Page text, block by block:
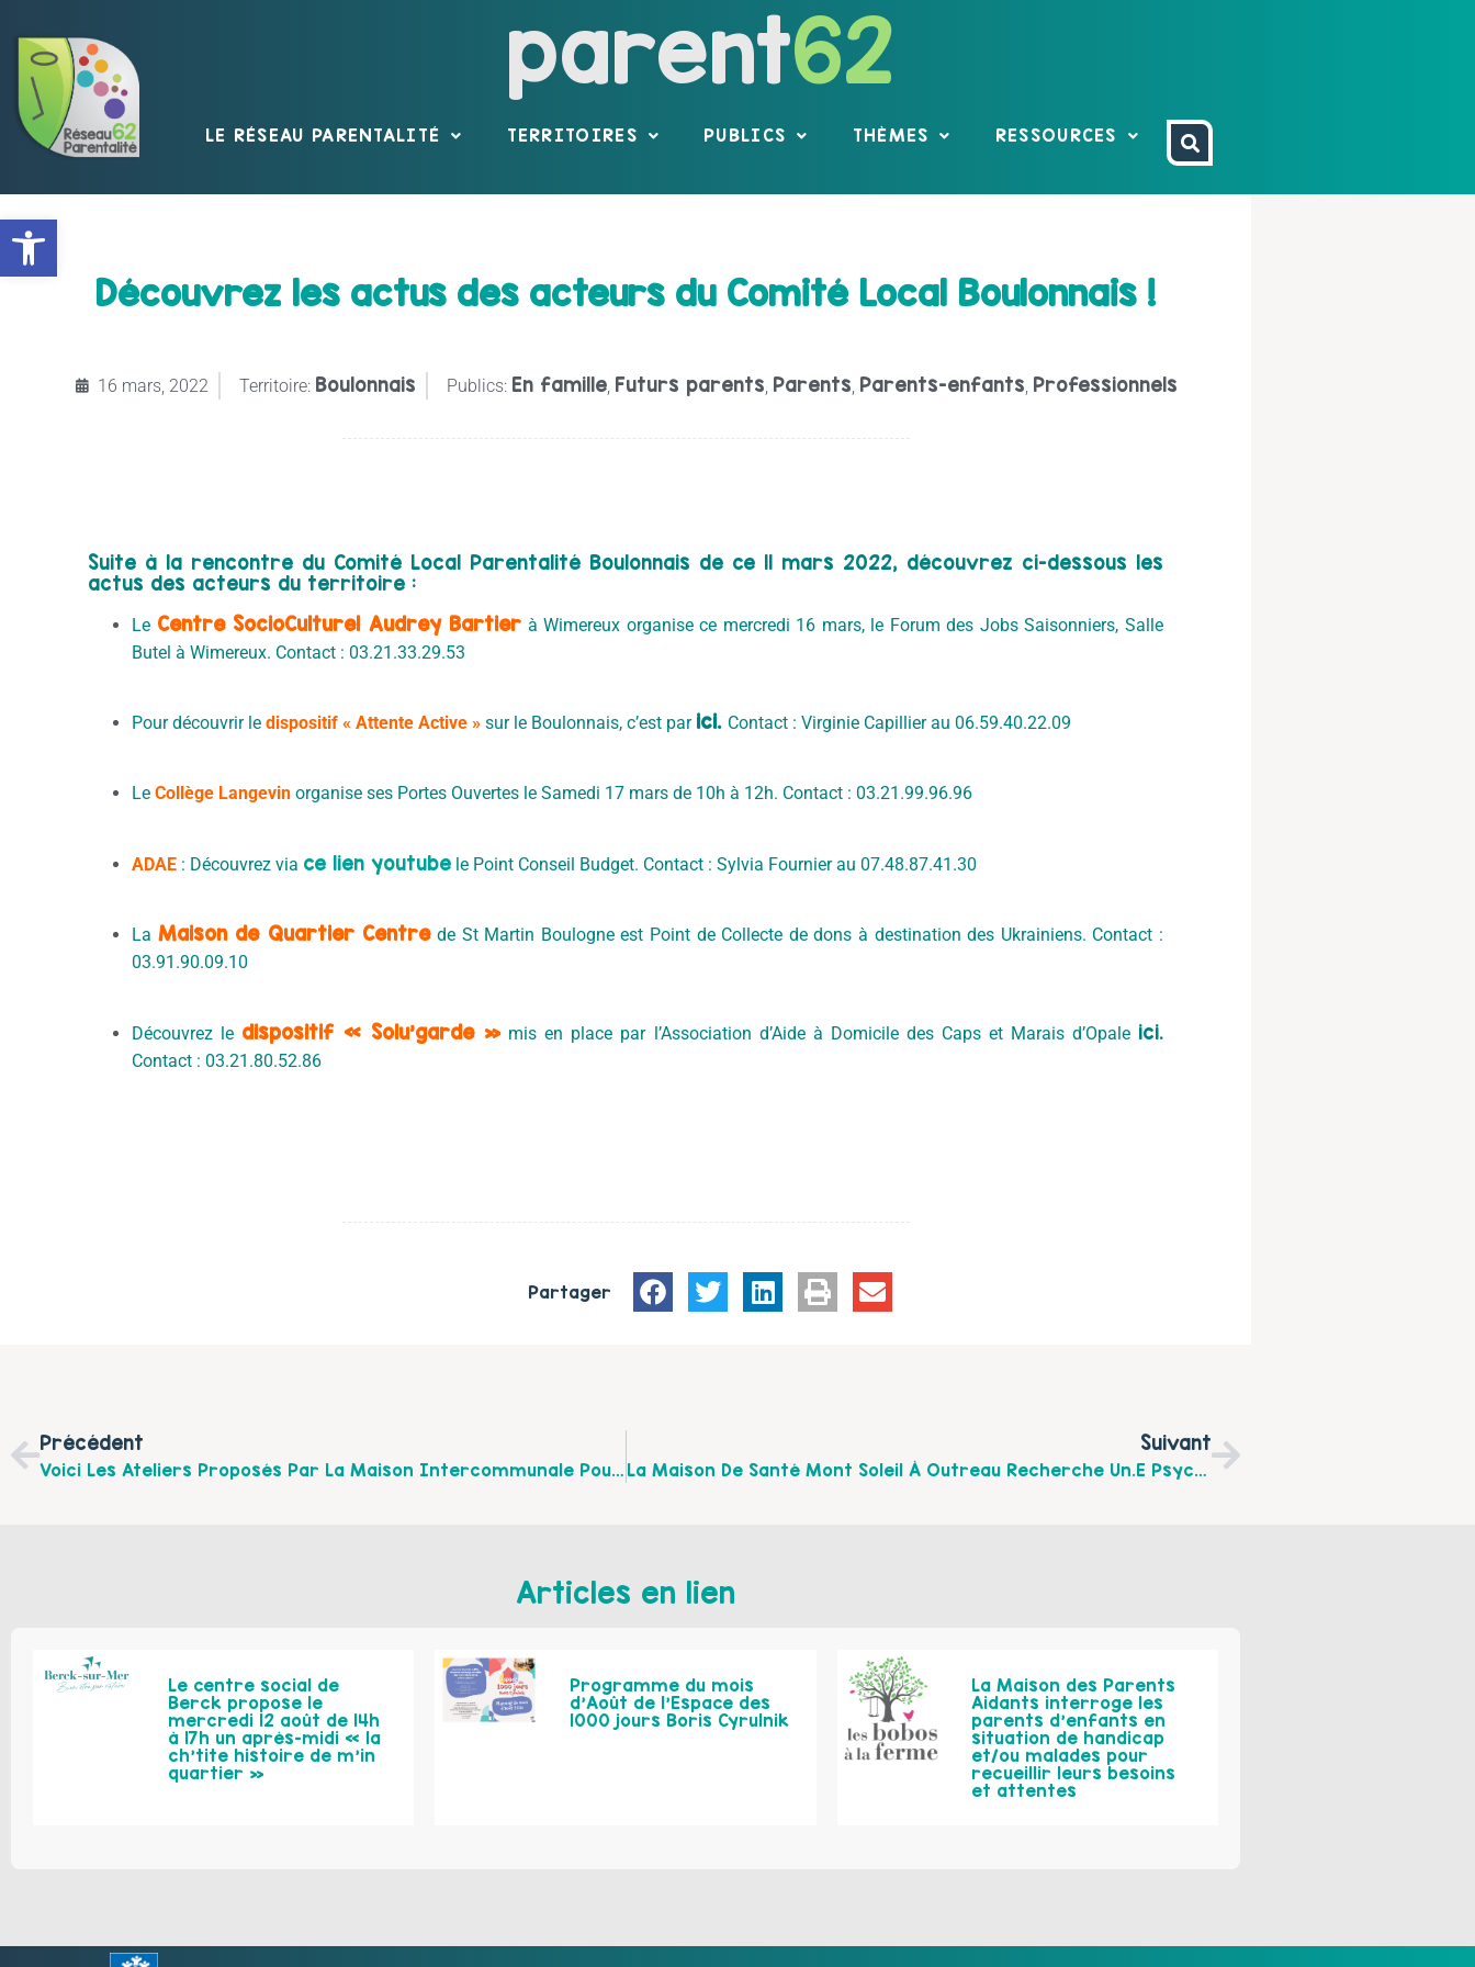
Ouvrir la barre d’outils
parent62
LE RÉSEAU PARENTALITÉ TERRITOIRES PUBLICS THÈMES RESSOURCES
Découvrez les actus des acteurs du Comité Local Boulonnais !
16 mars, 2022 Territoire: Boulonnais Publics: En famille, Futurs parents Parents Parents-enfants Professionnels
Suite à la rencontre du Comité Local Parentalité Boulonnais de ce 11 mars 2022, découvrez ci-dessous les
actus des acteurs du territoire :
Le Centre SocioCulturel Audrey Bartier à Wimereux organise ce mercredi 16 mars, le Forum des Jobs Saisonniers, Salle
Butel à Wimereux. Contact : 03.21.33.29.53
Pour découvrir le dispositif « Attente Active » sur le Boulonnais, c’est par ici. Contact : Virginie Capillier au 06.59.40.22.09
Le Collège Langevin organise ses Portes Ouvertes le Samedi 17 mars de 10h à 12h. Contact : 03.21.99.96.96
ADAE : Découvrez via ce lien youtube le Point Conseil Budget. Contact : Sylvia Fournier au 07.48.87.41.30
La Maison de Quartier Centrede St Martin Boulogne est Point de Collecte de dons à destination des Ukrainiens. Contact :
03.91.90.09.10
Découvrez le dispositif « Solu’garde »mis en place par l’Association d’Aide à Domicile des Caps et Marais d’Opale ici.
Contact : 03.21.80.52.86
Partager
Précédent
Voici Les Ateliers Proposés Par La Maison Intercommunale Pour Tous De Desvres Pour La Semaine Nationale De La Petite Enfance
Suivant
La Maison De Santé Mont Soleil À Outreau Recherche Un.e Psychologue
Articles en lien
Le centre social de
Berck propose le
mercredi 12 août de 14h
à 17h un après-midi « la
ch’tite histoire de m’in
quartier »
Programme du mois
d’Août de l’Espace des
1000 jours Boris Cyrulnik
La Maison des Parents
Aidants interroge les
parents d’enfants en
situation de handicap
et/ou malades pour
recueillir leurs besoins
et attentes